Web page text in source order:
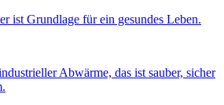
ist Grundlage für ein gesundes Leben.
Abwärme, das ist sauber, sicher